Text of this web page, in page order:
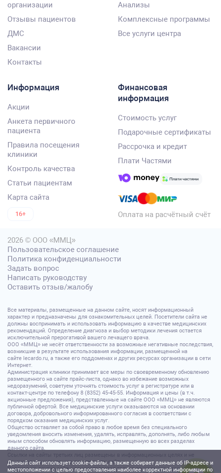
Данный сайт использует cookie-файлы, а также собирает данные об IP-адресе и
местоположении с целью предоставления наиболее корректной информации по
организации
Отзывы пациентов
ДМС
Вакансии
Контакты
Анализы
Комплексные программы
Все услуги центра
Информация
Акции
Анкета первичного
пациента
Правила посещения
клиники
Контроль качества
Статьи пациентам
Карта сайта
16+
Финансовая
информация
Стоимость услуг
Подарочные сертификаты
Рассрочка и кредит
Плати Частями
Оплата на расчётный счёт
2026 © ООО «ММЦ»
Пользовательское соглашение
Политика конфиденциальности
Задать вопрос
Написать руководству
Оставить отзыв/жалобу
Все материалы, размещенные на данном сайте, носят информационный
характер и предназначены для ознакомительных целей. Посетители сайта не
должны воспринимать и использовать информацию в качестве медицинских
рекомендаций. Определение диагноза и выбор методики лечения остается
исключительной прерогативой вашего лечащего врача.
ООО «ММЦ» не несёт ответственности за возможные негативные последствия,
возникшие в результате использования информации, размещенной на
сайте lecardo.ru, а также его поддоменах и других ресурсах организации в сети
Интернет.
Администрация клиники принимает все меры по своевременному обновлению
размещенного на сайте прайс-листа, однако во избежание возможных
недоразумений, советуем уточнять стоимость услуг в регистратуре или в
контакт-центре по телефону 8 (8352) 45-45-55. Информация и цены (в т.ч.
акционные предложения), представленные на сайте ООО «ММЦ» не являются
публичной офертой. Все медицинские услуги оказываются на основании
договора, добровольного информированного согласия в соответствии с
порядком оказания медицинских услуг.
Общество оставляет за собой право в любое время без специального
уведомления вносить изменения, удалять, исправлять, дополнять, либо любым
иным способом обновлять информацию, размещенную во всех разделах
данного сайта.
означают рекомендацию посетить эти сайты.
Переход на другие сайты осуществляется только по желанию посетителя. ООО